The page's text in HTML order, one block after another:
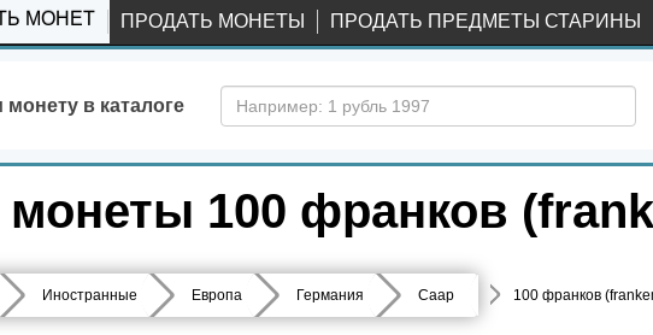
МОНЕТ ПРОДАТЬ МОНЕТЫ ПРОДАТЬ ПРЕДМЕТЫ СТАРИНЫ
монету в каталоге
100 франков
Иностранные Европа Германия Саар 100 франков